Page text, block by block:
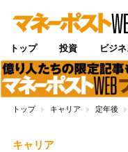
トップ 投資 ビジ
トップ キャリア 定年後
キャリア